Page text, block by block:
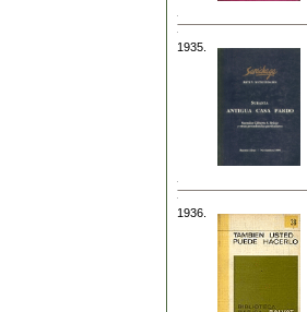
1935.
1936.